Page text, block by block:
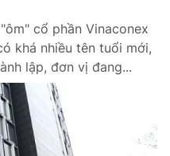
cổ phần Vinaconex
khá nhiều tên tuổi mới,
lập, đơn vị đang...